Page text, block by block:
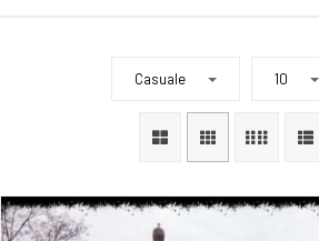
Casuale 10